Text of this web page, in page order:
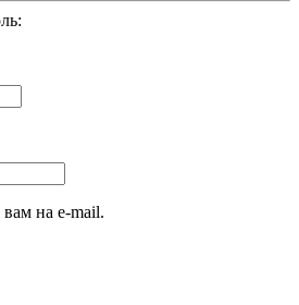
вам на e-mail.